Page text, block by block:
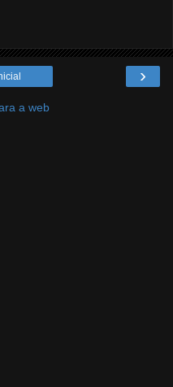
›
a web